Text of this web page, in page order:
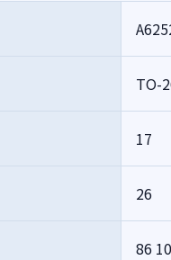
TO-
17
26
86 10